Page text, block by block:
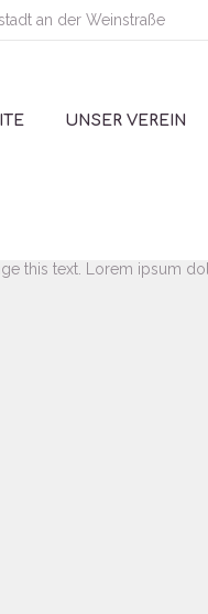
an der Weinstraße
UNSER VEREIN
this text. Lorem ipsum